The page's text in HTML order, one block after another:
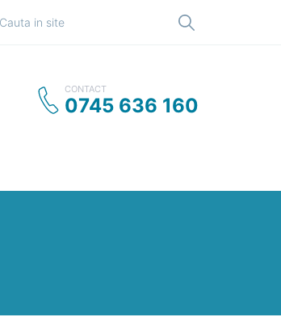
CONTACT
0745 636 160